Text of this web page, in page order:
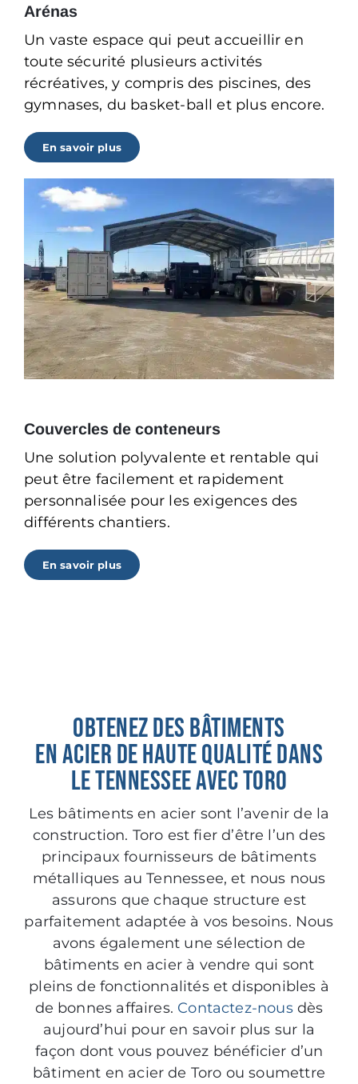
Arénas
Un vaste espace qui peut accueillir en
toute sécurité plusieurs activités
récréatives, y compris des piscines, des
gymnases, du basket-ball et plus encore.
En savoir plus
Couvercles de conteneurs
Une solution polyvalente et rentable qui
peut être facilement et rapidement
personnalisée pour les exigences des
différents chantiers.
En savoir plus
OBTENEZ DES BÂTIMENTS
EN ACIER DE HAUTE QUALITÉ DANS
LE TENNESSEE AVEC TORO
Les bâtiments en acier sont l’avenir de la
construction. Toro est fier d’être l’un des
principaux fournisseurs de bâtiments
métalliques au Tennessee, et nous nous
assurons que chaque structure est
parfaitement adaptée à vos besoins. Nous
avons également une sélection de
bâtiments en acier à vendre qui sont
pleins de fonctionnalités et disponibles à
de bonnes affaires. Contactez-nousdès
aujourd’hui pour en savoir plus sur la
façon dont vous pouvez bénéficier d’un
bâtiment en acier de Toro ou soumettre